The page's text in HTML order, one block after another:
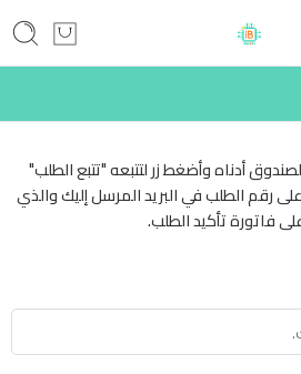
أدناه وأضغط زر لتتبعه "تتبع الطلب"
رقم الطلب في البريد المرسل إليك والذي
فاتورة تأكيد الطلب.